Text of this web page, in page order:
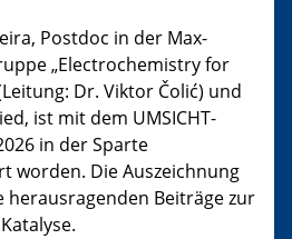
Postdoc in der Max-
„Electrochemistry for
Dr. Viktor Čolić) und
ist mit dem UMSICHT-
in der Sparte
worden. Die Auszeichnung
Beiträge zur